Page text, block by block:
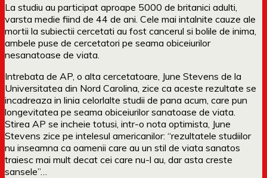
La studiu au participat aproape 5000 de britanici adulti,
varsta medie fiind de 44 de ani. Cele mai intalnite cauze ale
mortii la subiectii cercetati au fost cancerul si bolile de inima,
ambele puse de cercetatori pe seama obiceiurilor
nesanatoase de viata.
Intrebata de AP, o alta cercetatoare, June Stevens de la
Universitatea din Nord Carolina, zice ca aceste rezultate se
incadreaza in linia celorlalte studii de pana acum, care pun
longevitatea pe seama obiceiurilor sanatoase de viata.
Stirea AP se incheie totusi, intr-o nota optimista, June
Stevens zice pe intelesul americanilor: “rezultatele studiilor
nu inseamna ca oamenii care au un stil de viata sanatos
traiesc mai mult decat cei care nu-l au, dar asta creste
sansele”…